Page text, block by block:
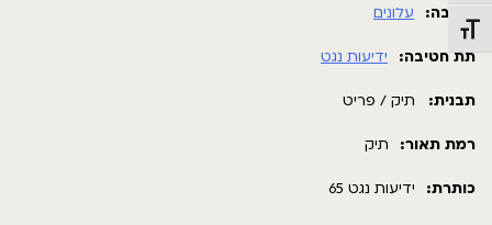
מתג גודל גופן
חטיבה: עלונים
תת חטיבה: ידיעות נגט
תבנית: תיק / פריט
רמת תאור: תיק
כותרת: ידיעות נגט 65